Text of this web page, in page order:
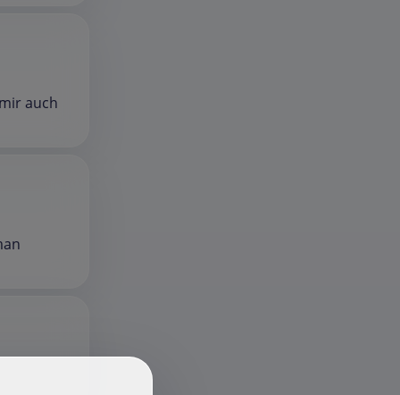
auch